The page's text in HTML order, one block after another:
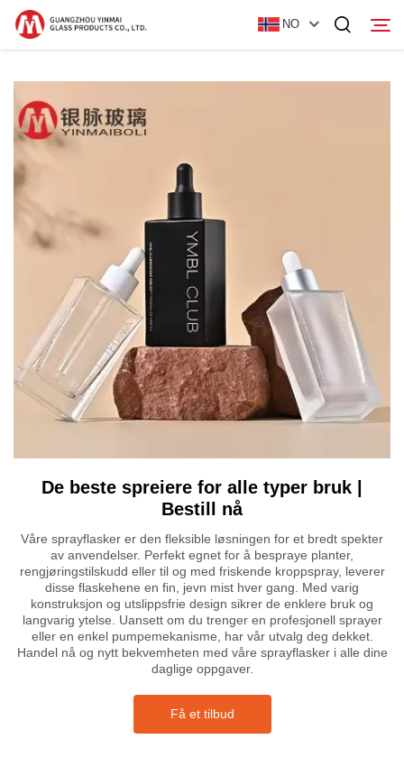
NO
Hjem
Produkter
Om oss
Nyheter
Kontakt Oss
De beste spreiere for alle typer bruk |
Bestill nå
Våre sprayflasker er den fleksible løsningen for et bredt spekter
av anvendelser. Perfekt egnet for å bespraye planter,
rengjøringstilskudd eller til og med friskende kroppspray, leverer
disse flaskehene en fin, jevn mist hver gang. Med varig
konstruksjon og utslippsfrie design sikrer de enklere bruk og
langvarig ytelse. Uansett om du trenger en profesjonell sprayer
eller en enkel pumpemekanisme, har vår utvalg deg dekket.
Handel nå og nytt bekvemheten med våre sprayflasker i alle dine
daglige oppgaver.
Få et tilbud